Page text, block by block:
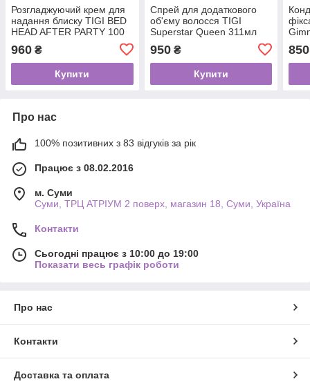
Розгладжуючий крем для
надання блиску TIGI BED
HEAD AFTER PARTY 100
960 ₴
Купити
Спрей для додаткового
об'єму волосся TIGI
Superstar Queen 311мл
950₴
Купити
850
Про нас
100% позитивних з 83 відгуків за рік
Працює з 08.02.2016
м. Суми
Суми, ТРЦ АТРІУМ 2 поверх, магазин 18, Суми, Україна
Контакти
Сьогодні працює з 10:00 до 19:00
Показати весь графік роботи
Про нас
Контакти
Доставка та оплата